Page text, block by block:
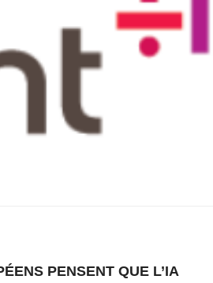
PENSENT QUE L’IA